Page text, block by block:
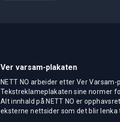
Ver varsam-plakaten
NETT NO arbeider etter Ver
Tekstreklameplakaten sine normer
Alt innhald på NETT NO er
eksterne nettsider som det blir lenka